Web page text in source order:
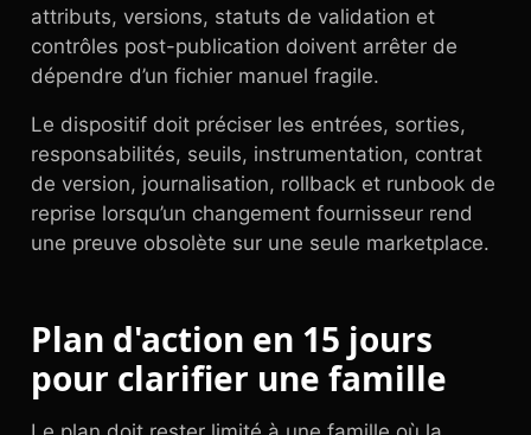
attributs, versions, statuts de validation et
contrôles post-publication doivent arrêter de
dépendre d’un fichier manuel fragile.
Le dispositif doit préciser les entrées, sorties,
responsabilités, seuils, instrumentation, contrat
de version, journalisation, rollback et runbook de
reprise lorsqu’un changement fournisseur rend
une preuve obsolète sur une seule marketplace.
Plan d'action en 15 jours
pour clarifier une famille